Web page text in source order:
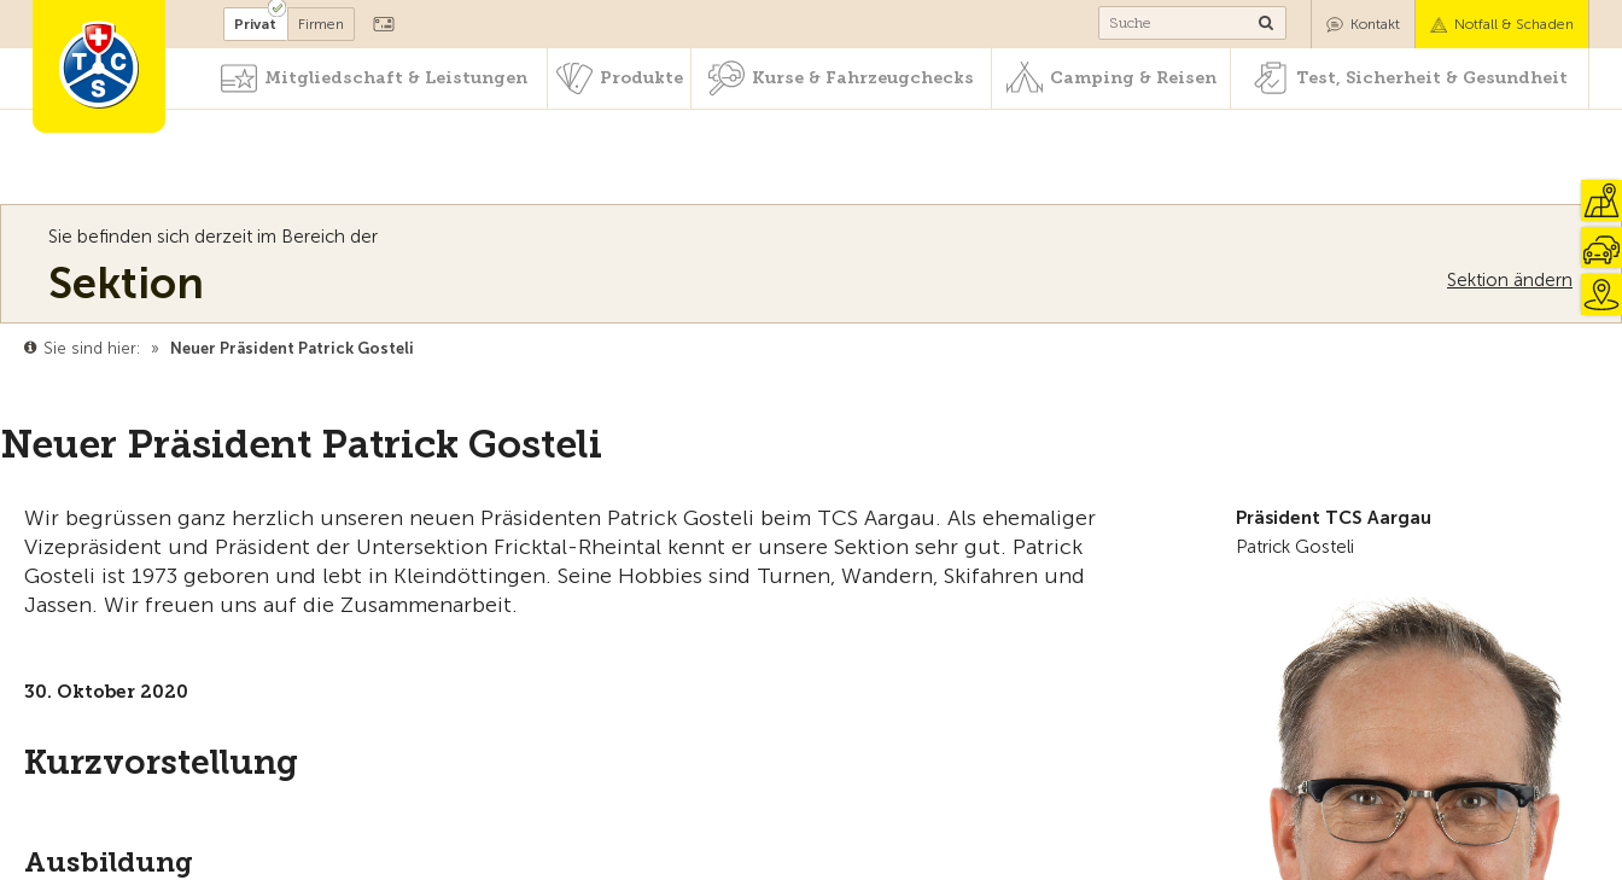
Mitglied werden Camping & Reisen Test, Sicherheit & Gesundheit
Privat Firmen Kontakt Notfall & Schaden
Mitgliedschaft & Leistungen Produkte Kurse & Fahrzeugchecks Camping & Reisen Test, Sicherheit & Gesundheit
Sie befinden sich derzeit im Bereich der
Sektion Sektion ändern
Sie sind hier: » Neuer Präsident Patrick Gosteli
Neuer Präsident Patrick Gosteli
Wir begrüssen ganz herzlich unseren neuen Präsidenten Patrick Gosteli beim TCS Aargau. Als ehemaliger
Vizepräsident und Präsident der Untersektion Fricktal-Rheintal kennt er unsere Sektion sehr gut. Patrick
Gosteli ist 1973 geboren und lebt in Kleindöttingen. Seine Hobbies sind Turnen, Wandern, Skifahren und
Jassen. Wir freuen uns auf die Zusammenarbeit.
30. Oktober 2020
Kurzvorstellung
Ausbildung
Präsident TCS Aargau
Patrick Gosteli